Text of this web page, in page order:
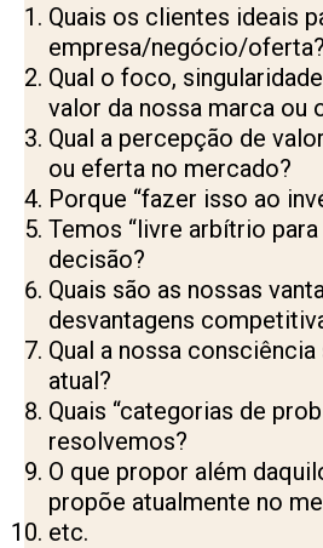
Quais os clientes ideais
empresa/negócio/oferta?
Qual o foco,
valor da nossa marca ou
Qual a percepção de
ou eferta no mercado?
Porque “fazer isso ao
Temos “livre arbítrio
decisão?
Quais são as nossas
desvantagens
Qual a nossa
atual?
Quais “categorias de
resolvemos?
O que propor além
propõe atualmente no
etc.